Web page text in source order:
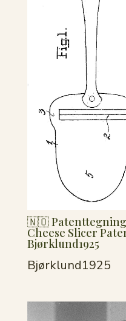
🇳🇴
Cheese Slicer
Bjørklund1925
Bjørklund1925